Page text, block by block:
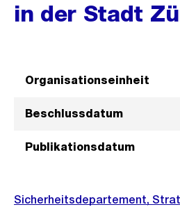
in der Stadt
Organisationseinheit
Beschlussdatum
Publikationsdatum
Sicherheitsdepartement,